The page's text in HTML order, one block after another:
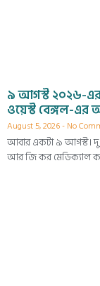
৯ আগস্ট ২০২৬-এর
ওয়েস্ট বেঙ্গল-এর
August 5, 2026 No
আবার একটা ৯ আগস্ট। দু
আর জি কর মেডিক্যাল